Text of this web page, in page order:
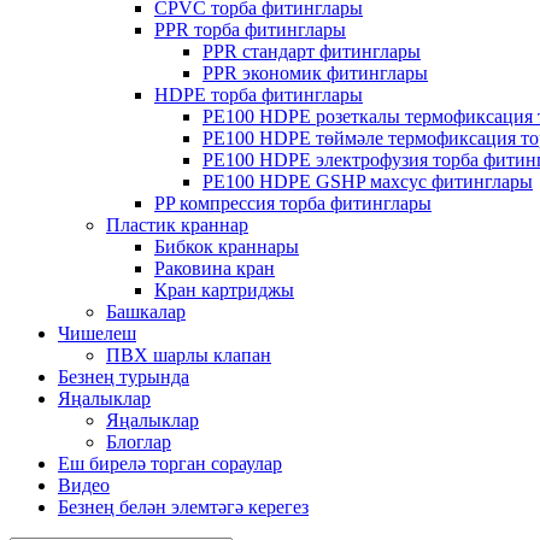
CPVC торба фитинглары
PPR торба фитинглары
PPR стандарт фитинглары
PPR экономик фитинглары
HDPE торба фитинглары
PE100 HDPE розеткалы
PE100 HDPE төймәле термофиксация
PE100 HDPE электрофузия торба
PE100 HDPE GSHP махсус фитинглары
PP компрессия торба фитинглары
Пластик краннар
Бибкок краннары
Раковина кран
Кран картриджы
Башкалар
Чишелеш
ПВХ шарлы клапан
Безнең турында
Яңалыклар
Яңалыклар
Блоглар
Еш бирелә торган сораулар
Видео
Безнең белән элемтәгә керегез